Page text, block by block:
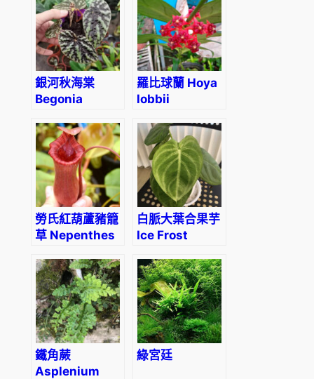
銀河秋海棠
Begonia
羅比球蘭 Hoya
lobbii
勞氏紅葫蘆豬籠
草 Nepenthes
ventricosa
(red)
白脈大葉合果芋
Ice Frost
macrophyllum)
鐵角蕨
Asplenium
綠宮廷